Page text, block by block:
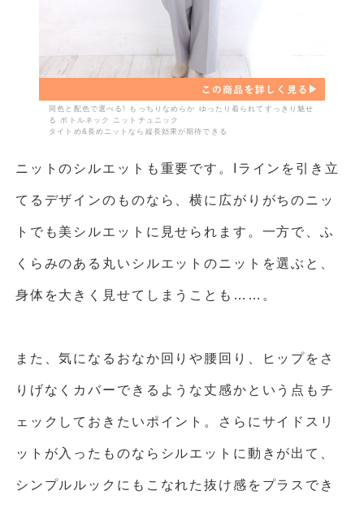
同色と配色で選べる! もっちりなめらか ゆったり着られてすっきり魅せ
る ボトルネック ニットチュニック
タイトめ&長めニットなら縦長効果が期待できる
ニットのシルエットも重要です。Iラインを引き立
てるデザインのものなら、横に広がりがちのニッ
トでも美シルエットに見せられます。一方で、ふ
くらみのある丸いシルエットのニットを選ぶと、
身体を大きく見せてしまうことも……。
また、気になるおなか回りや腰回り、ヒップをさ
りげなくカバーできるような丈感かという点もチ
ェックしておきたいポイント。さらにサイドスリ
ットが入ったものならシルエットに動きが出て、
シンプルルックにもこなれた抜け感をプラスでき